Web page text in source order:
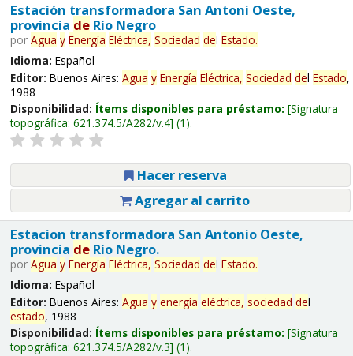
Estación transformadora San Antoni Oeste,
provincia deRío Negro
por Agua y Energía Eléctrica, Sociedad del Estado.
Idioma: Español
Editor: Buenos Aires: Agua y Energía Eléctrica, Sociedad del Estado,
1988
Disponibilidad: Ítems disponibles para préstamo: Signatura
topográfica: 621.374.5/A282/v.4 (1).
Hacer reserva
Agregar al carrito
Estacion transformadora San Antonio Oeste,
provincia deRío Negro.
por Agua y Energía Eléctrica, Sociedad del Estado.
Idioma: Español
Editor: Buenos Aires: Agua y energía eléctrica, sociedad del
estado, 1988
Disponibilidad: Ítems disponibles para préstamo: Signatura
topográfica: 621.374.5/A282/v.3 (1).